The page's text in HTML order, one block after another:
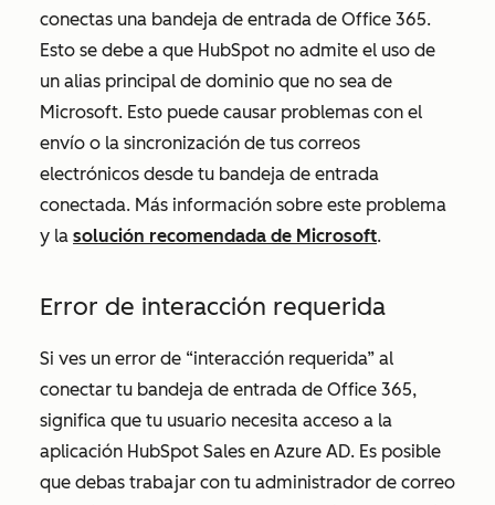
conectas una bandeja de entrada de Office 365.
Esto se debe a que HubSpot no admite el uso de
un alias principal de dominio que no sea de
Microsoft. Esto puede causar problemas con el
envío o la sincronización de tus correos
electrónicos desde tu bandeja de entrada
conectada. Más información sobre este problema
y la solución recomendada de Microsoft.
Error de interacción requerida
Si ves un error de “interacción requerida” al
conectar tu bandeja de entrada de Office 365,
significa que tu usuario necesita acceso a la
aplicación HubSpot Sales en Azure AD. Es posible
que debas trabajar con tu administrador de correo